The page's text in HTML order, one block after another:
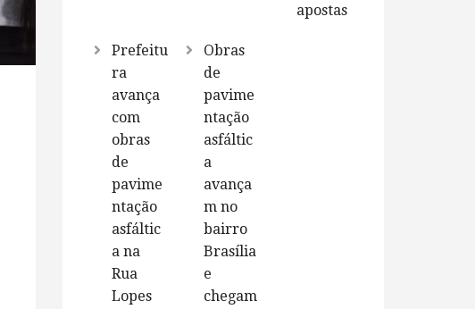
apostas
Prefeitu
ra
avança
com
obras
de
pavime
ntação
asfáltic
a na
Rua
Lopes
Obras
de
pavime
ntação
asfáltic
a
avança
m no
bairro
Brasília
e
chegam